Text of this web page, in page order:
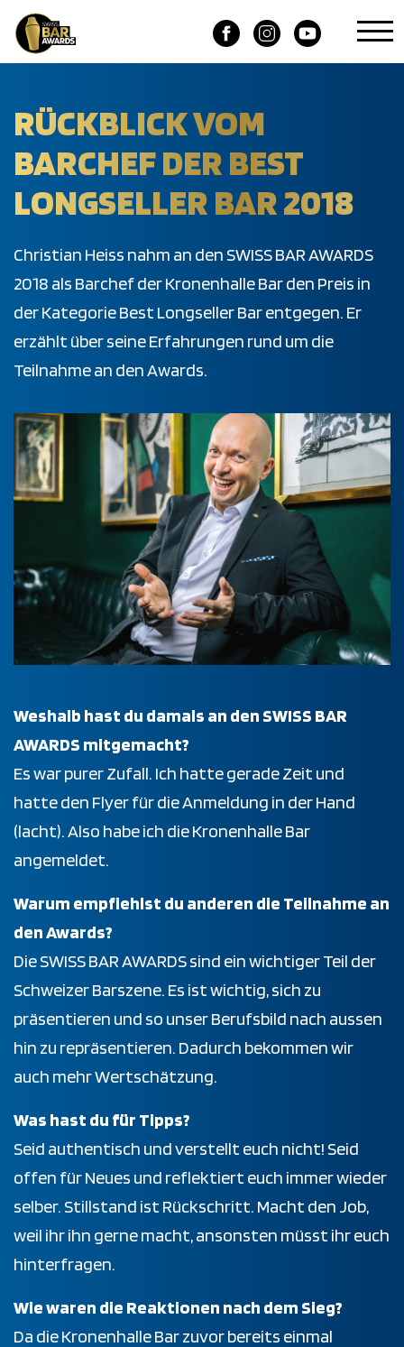
RÜCKBLICK VOM
BARCHEF DER BEST
LONGSELLER BAR 2018
Christian Heiss nahm an den SWISS BAR AWARDS
2018 als Barchef der Kronenhalle Bar den Preis in
der Kategorie Best Longseller Bar entgegen. Er
erzählt über seine Erfahrungen rund um die
Teilnahme an den Awards.
Weshalb hast du damals an den SWISS BAR
AWARDS mitgemacht?
Es war purer Zufall. Ich hatte gerade Zeit und
hatte den Flyer für die Anmeldung in der Hand
(lacht). Also habe ich die Kronenhalle Bar
angemeldet.
Warum empfiehlst du anderen die Teilnahme an
den Awards?
Die SWISS BAR AWARDS sind ein wichtiger Teil der
Schweizer Barszene. Es ist wichtig, sich zu
präsentieren und so unser Berufsbild nach aussen
hin zu repräsentieren. Dadurch bekommen wir
auch mehr Wertschätzung.
Was hast du für Tipps?
Seid authentisch und verstellt euch nicht! Seid
offen für Neues und reflektiert euch immer wieder
selber. Stillstand ist Rückschritt. Macht den Job,
weil ihr ihn gerne macht, ansonsten müsst ihr euch
hinterfragen.
Wie waren die Reaktionen nach dem Sieg?
Da die Kronenhalle Bar zuvor bereits einmal